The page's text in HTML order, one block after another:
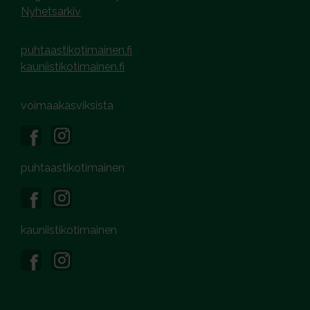
Nyhetsarkiv
puhtaastikotimainen.fi
kauniistikotimainen.fi
voimaakasviksista
puhtaastikotimainen
kauniistikotimainen